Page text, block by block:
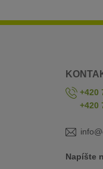
+420
+420
Napíšte